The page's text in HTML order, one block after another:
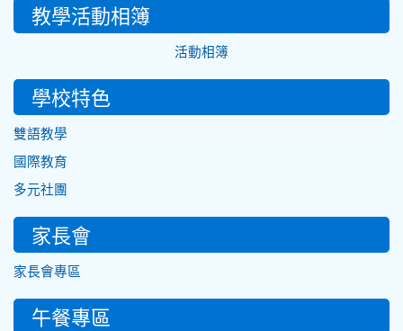
教學活動相簿
活動相簿
學校特色
雙語教學
國際教育
多元社團
家長會
家長會專區
午餐專區